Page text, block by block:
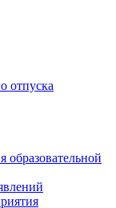
отпуска
образовательной